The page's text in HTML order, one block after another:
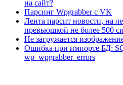
на сайт?
Парсинг Wpgrabber с VK
Лента парсит новости, на
превьюшкой не более 500
Не загружается
Ошибка при импорте БД:
wp_wpgrabber_errors